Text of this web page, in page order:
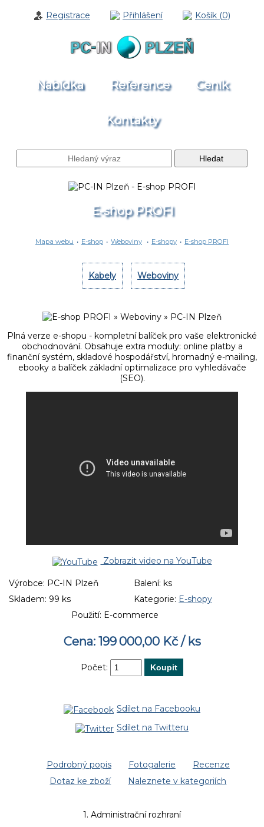
Registrace Přihlášení Košík (0)
Nabídka Reference Ceník
Kontakty
E-shop PROFI
Mapa webu • E-shop • Weboviny • E-shopy • E-shop PROFI
Kabely Weboviny
Plná verze e-shopu - kompletní balíček pro vaše elektronické
obchodnování. Obsahuje extra moduly: online platby a
finanční systém, skladové hospodářství, hromadný e-mailing,
ebooky a balíček základní optimalizace pro vyhledávače
(SEO).
Zobrazit video na YouTube
Výrobce: PC-IN Plzeň Balení: ks
Skladem: 99 ks Kategorie: E-shopy
Použití: E-commerce
Cena: 199000,00 Kč / ks
Počet:
Sdílet na Facebooku
Sdílet na Twitteru
Podrobný popis Fotogalerie
Recenze
Dotaz ke zboží
Naleznete v kategoriích
1. Administrační rozhraní